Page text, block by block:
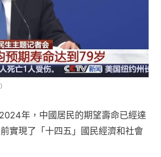
年，中國居民的期望壽命已經達
實現了「十四五」國民經濟和社會